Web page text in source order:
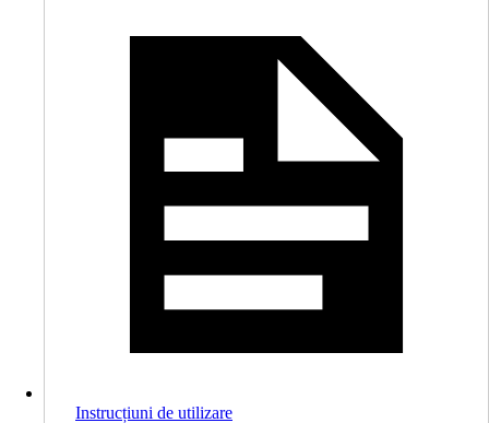
Instrucțiuni de utilizare